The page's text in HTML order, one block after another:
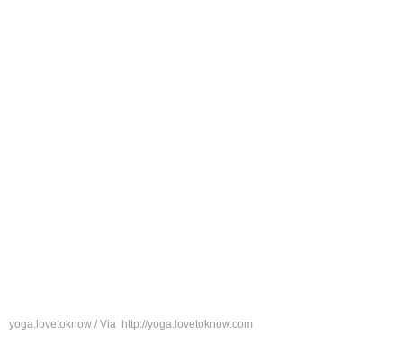
yoga.lovetoknow / Via http://yoga.lovetoknow.com